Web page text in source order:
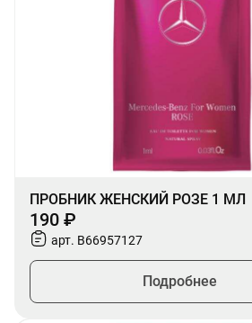
ПРОБНИК ЖЕНСКИЙ РОЗЕ 1 МЛ
190 ₽
арт. B66957127
Подробнее